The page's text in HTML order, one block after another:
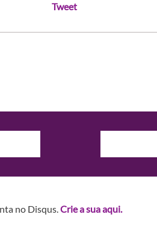
Tweet
no Disqus.Crie a sua aqui.